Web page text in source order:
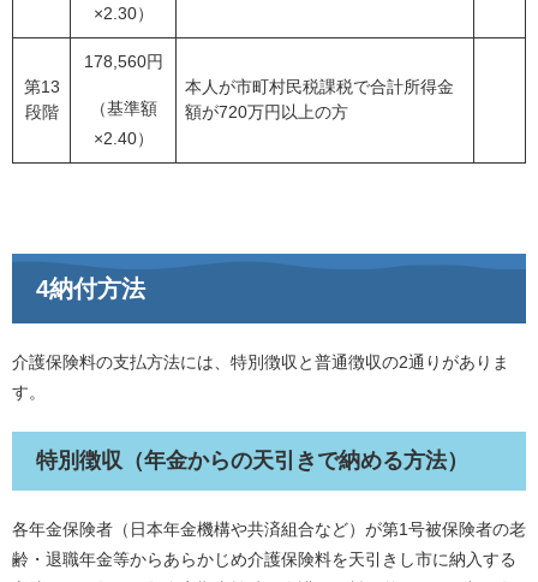
×2.30）
第13
段階
178,560円
（基準額
×2.40）
本人が市町村民税課税で合計所得金
額が720万円以上の方
4納付方法
介護保険料の支払方法には、特別徴収と普通徴収の2通りがありま
す。
特別徴収（年金からの天引きで納める方法）
各年金保険者（日本年金機構や共済組合など）が第1号被保険者の老
齢・退職年金等からあらかじめ介護保険料を天引きし市に納入する